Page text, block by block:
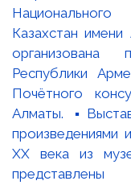
Казахстан
организована
Республики
Почётного
Алматы.
произведениями
XX века из